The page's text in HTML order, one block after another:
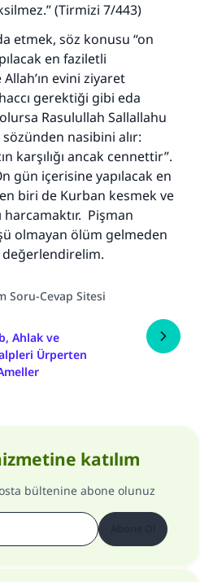
(Tirmizi 7/443)
etmek, söz konusu “on
en faziletli
evini ziyaret
gerektiği gibi eda
Rasulullah Sallallahu
nasibini alır:
karşılığı ancak cennettir”.
gün içerisine yapılacak en
biri de Kurban kesmek ve
harcamaktır. Pişman
olmayan ölüm gelmeden
Soru-Cevap Sitesi
Ahlak ve
Ürperten
katılım
bültenine abone olunuz